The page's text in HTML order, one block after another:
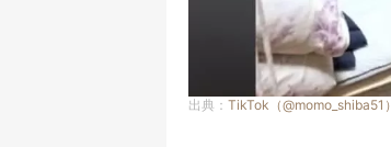
出典： TikTok（@momo_shiba51）